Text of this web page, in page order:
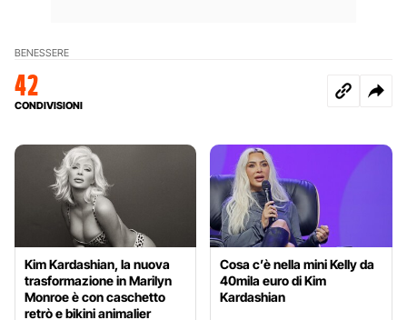
BENESSERE
42
CONDIVISIONI
Kim Kardashian, la nuova
trasformazione in Marilyn
Monroe è con caschetto
retrò e bikini animalier
Cosa c’è nella mini Kelly da
40mila euro di Kim
Kardashian